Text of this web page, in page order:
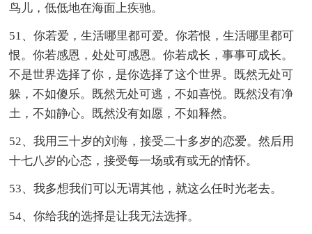
鸟儿，低低地在海面上疾驰。
51、你若爱，生活哪里都可爱。你若恨，生活哪里都可
恨。你若感恩，处处可感恩。你若成长，事事可成长。
不是世界选择了你，是你选择了这个世界。既然无处可
躲，不如傻乐。既然无处可逃，不如喜悦。既然没有净
土，不如静心。既然没有如愿，不如释然。
52、我用三十岁的刘海，接受二十多岁的恋爱。然后用
十七八岁的心态，接受每一场或有或无的情怀。
53、我多想我们可以无谓其他，就这么任时光老去。
54、你给我的选择是让我无法选择。